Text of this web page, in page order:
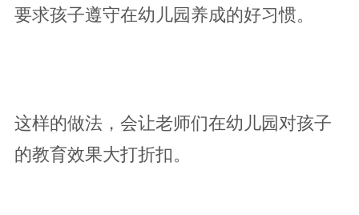
要求孩子遵守在幼儿园养成的好习惯。
这样的做法，会让老师们在幼儿园对孩子
的教育效果大打折扣。